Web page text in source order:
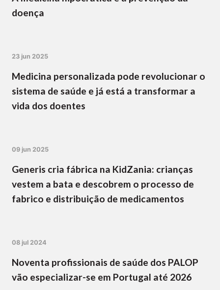
doença
23 jun 2025
Medicina personalizada pode revolucionar o
sistema de saúde e já está a transformar a
vida dos doentes
09 jun 2025
Generis cria fábrica na KidZania: crianças
vestem a bata e descobrem o processo de
fabrico e distribuição de medicamentos
08 jul 2024
Noventa profissionais de saúde dos PALOP
vão especializar-se em Portugal até 2026